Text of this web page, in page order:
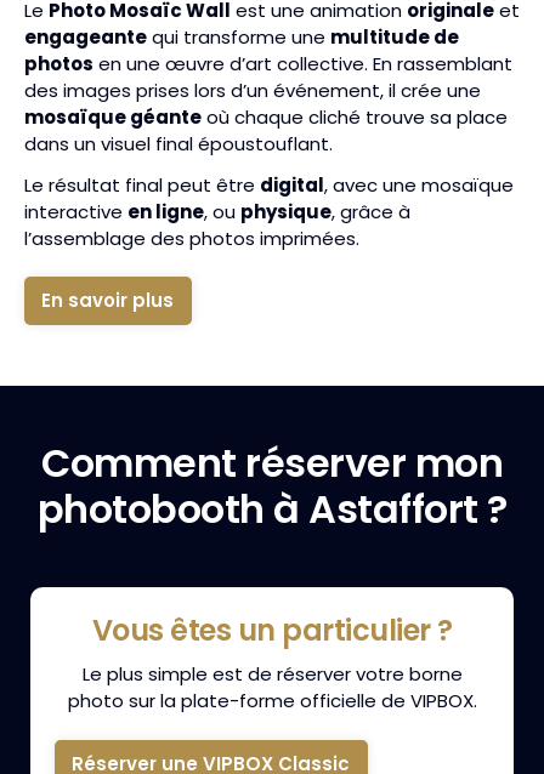
Le Photo Mosaïc Wall est une animation originaleet
engageantequi transforme une multitude de
photos en une œuvre d’art collective. En rassemblant
des images prises lors d’un événement, il crée une
mosaïque géanteoù chaque cliché trouve sa place
dans un visuel final époustouflant.
Le résultat final peut être digital, avec une mosaïque
interactive en ligne, ou physique, grâce à
l’assemblage des photos imprimées.
En savoir plus
Comment réserver mon
photobooth à Astaffort ?
Vous êtes un particulier ?
Le plus simple est de réserver votre borne
photo sur la plate-forme officielle de VIPBOX.
Réserver une VIPBOX Classic